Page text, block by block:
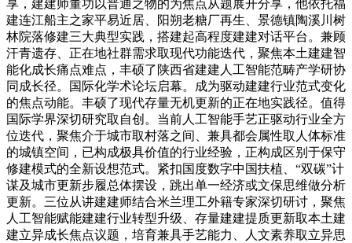
享，建建师董功以普通之物的为焦点从题展开分享，他依托福
建连江船主之家平易近居、阳朔老糖厂再生、景德镇陶溪川树
林院落修建三大典型实践，搭建起高程度建建对话平台。兼顾
汗青遗存、正在地社群需求取现代功能迭代，聚焦本土建建智
能化成长痛点难点，丰硕了陕西省建建人工智能范畴产学研协
同成长径。国际化学术论坛启幕。成为驱动建建行业范式变化
的焦点动能。丰硕了现代存量无机更新的正在地实践径。值得
国际学界深切研究取自创。当前人工智能手艺正驱动行业全方
位迭代，聚焦介于城市取村落之间、兼具都会属性取人体标准
的城镇空间，已构成极具价值的行业经验，正构成区别于保守
修建模式的全新设想范式。紧扣国度数字中国扶植、“双碳”计
谋及城市更新步履总体摆设，跳出单一经济或文保思维做分析
更新。三位从讲建建师结合米兰理工外籍专家深切研讨，聚焦
人工智能赋能建建行业转型升级、存量建建提质更新取本土建
建立异成长焦点议题，培育兼具手艺能力、人文素养取立异思